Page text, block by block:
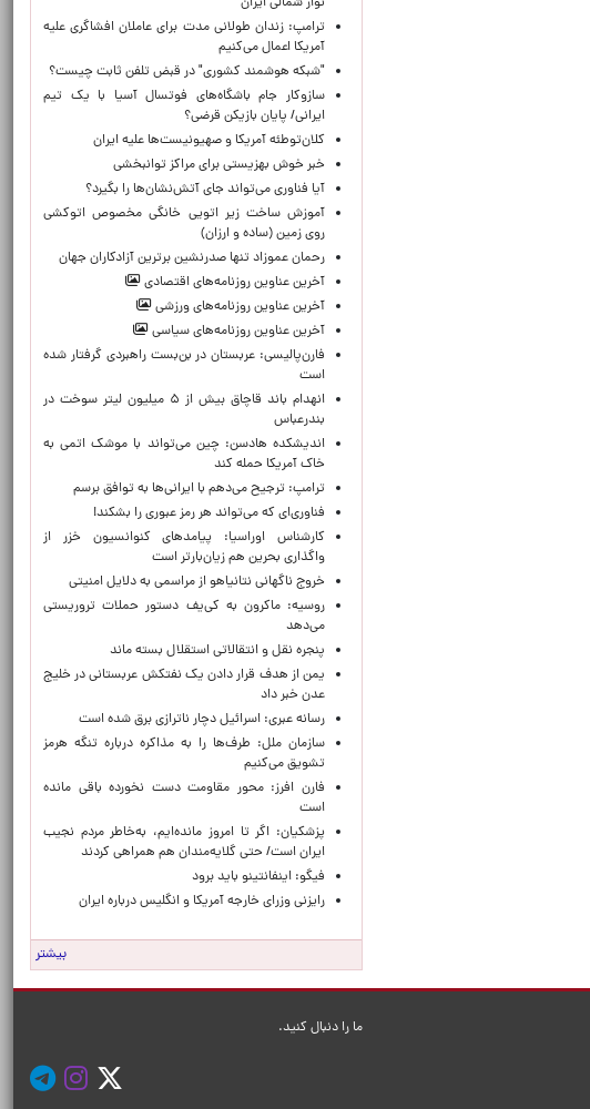
ترامپ: زندان طولانی مدت برای عاملان افشاگری‌ علیه
آمریکا اعمال می‌کنیم
"شبکه هوشمند کشوری" در قبض تلفن ثابت چیست؟
سازوکار جام باشگاه‌های فوتسال آسیا با یک تیم
ایرانی/ پایان بازیکن قرضی؟
کلان‌توطئه آمریکا و صهیونیست‌ها علیه ایران
خبر خوش بهزیستی برای مراکز توانبخشی
آیا فناوری می‌تواند جای آتش‌نشان‌ها را بگیرد؟
آموزش ساخت زیر اتویی خانگی مخصوص اتوکشی
روی زمین (ساده و ارزان)
رحمان عموزاد تنها صدرنشین برترین آزادکاران جهان
آخرین عناوین روزنامه‌های اقتصادی
آخرین عناوین روزنامه‌های ورزشی
آخرین عناوین روزنامه‌های سیاسی
فارن‌پالیسی: عربستان در بن‌بست راهبردی گرفتار شده
است
انهدام باند قاچاق بیش از ۵ میلیون لیتر سوخت در
بندرعباس
اندیشکده هادسن: چین می‌تواند با موشک اتمی به
خاک آمریکا حمله کند
ترامپ: ترجیح می‌دهم با ایرانی‌‌ها به توافق برسم
فناوری‌ای که می‌تواند هر رمز عبوری را بشکند!
کارشناس اوراسیا: پیامدهای کنوانسیون خزر از
واگذاری بحرین هم زیان‌بارتر است
خروج ناگهانی نتانیاهو از مراسمی به دلایل امنیتی
روسیه: ماکرون به کی‌یف دستور حملات تروریستی
می‌دهد
پنجره‌ نقل و انتقالاتی استقلال بسته ماند
یمن از هدف قرار دادن یک نفتکش عربستانی در خلیج
عدن خبر داد
رسانه عبری: اسرائیل دچار ناترازی برق شده است
سازمان ملل: طرف‌ها را به مذاکره درباره تنگه هرمز
تشویق می‌کنیم
فارن افرز: محور مقاومت دست نخورده باقی مانده
است
پزشکیان: اگر تا امروز مانده‌ایم، به‌خاطر مردم نجیب
ایران است/ حتی گلایه‌مندان هم همراهی کردند
فیگو: اینفانتینو باید برود
رایزنی وزرای خارجه آمریکا و انگلیس درباره ایران
بیشتر
ما را دنبال کنید.